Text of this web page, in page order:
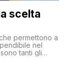
scelta
permettono a
nel
tanti gli
raggiunto